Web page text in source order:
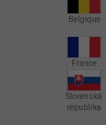
Belgique
France
Slovenská
republika